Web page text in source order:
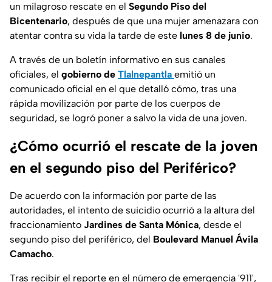
un milagroso rescate en el Segundo Piso del
Bicentenario, después de que una mujer amenazara con
atentar contra su vida la tarde de este lunes 8 de junio.
A través de un boletín informativo en sus canales
oficiales, el gobierno de Tlalnepantla emitió un
comunicado oficial en el que detalló cómo, tras una
rápida movilización por parte de los cuerpos de
seguridad, se logró poner a salvo la vida de una joven.
¿Cómo ocurrió el rescate de la joven
en el segundo piso del Periférico?
De acuerdo con la información por parte de las
autoridades, el intento de suicidio ocurrió a la altura del
fraccionamiento Jardines de Santa Mónica, desde el
segundo piso del periférico, del Boulevard Manuel Ávila
Camacho.
Tras recibir el reporte en el número de emergencia '911',